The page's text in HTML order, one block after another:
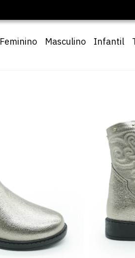
Feminino Masculino Infantil